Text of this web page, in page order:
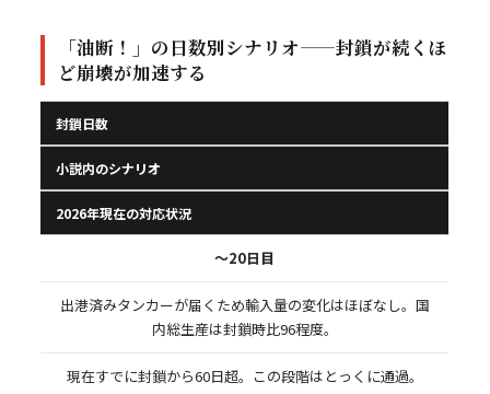
「油断！」の日数別シナリオ——封鎖が続くほ
ど崩壊が加速する
封鎖日数
小説内のシナリオ
2026年現在の対応状況
〜20日目
出港済みタンカーが届くため輸入量の変化はほぼなし。国
内総生産は封鎖時比96程度。
現在すでに封鎖から60日超。この段階はとっくに通過。